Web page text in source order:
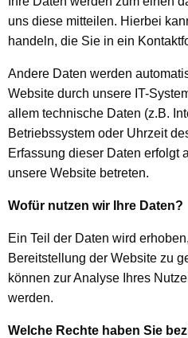
uns diese mitteilen. Hierbei
handeln, die Sie in ein
Andere Daten werden
Website durch unsere IT-
allem technische Daten (z.B.
Betriebssystem oder Uhrzeit
Erfassung dieser Daten erfolgt
unsere Website betreten.
Wofür nutzen wir Ihre Daten?
Ein Teil der Daten wird
Bereitstellung der Website zu
können zur Analyse Ihres
werden.
Welche Rechte haben Sie